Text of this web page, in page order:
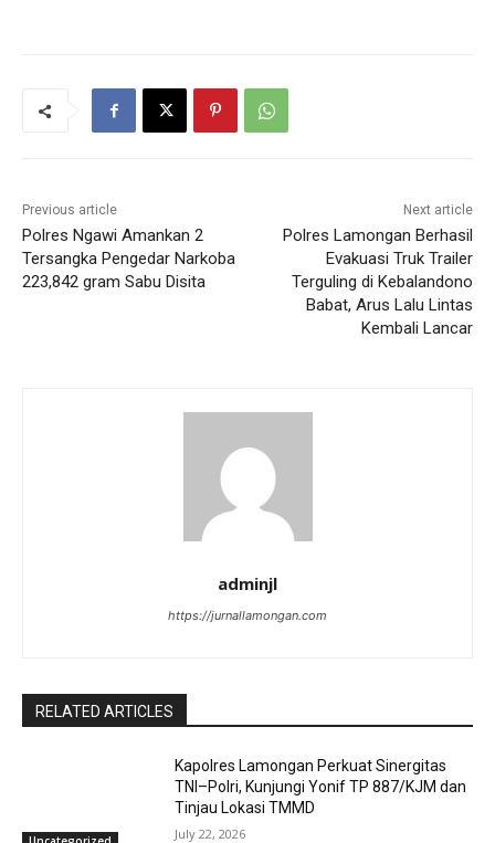
Previous article
Polres Ngawi Amankan 2
Tersangka Pengedar Narkoba
223,842 gram Sabu Disita
Next article
Polres Lamongan Berhasil
Evakuasi Truk Trailer
Terguling di Kebalandono
Babat, Arus Lalu Lintas
Kembali Lancar
adminjl
https://jurnallamongan.com
RELATED ARTICLES
Kapolres Lamongan Perkuat Sinergitas
TNI–Polri, Kunjungi Yonif TP 887/KJM dan
Tinjau Lokasi TMMD
July 22, 2026